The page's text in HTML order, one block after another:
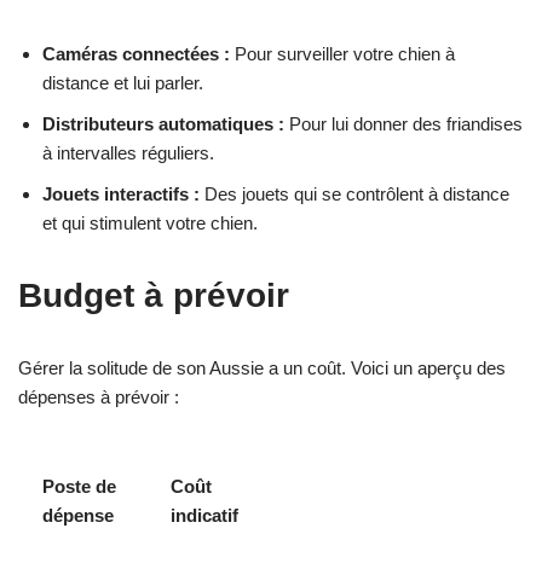
Caméras connectées : Pour surveiller votre chien à
distance et lui parler.
Distributeurs automatiques : Pour lui donner des friandises
à intervalles réguliers.
Jouets interactifs : Des jouets qui se contrôlent à distance
et qui stimulent votre chien.
Budget à prévoir
Gérer la solitude de son Aussie a un coût. Voici un aperçu des
dépenses à prévoir :
Poste de
dépense
Coût
indicatif